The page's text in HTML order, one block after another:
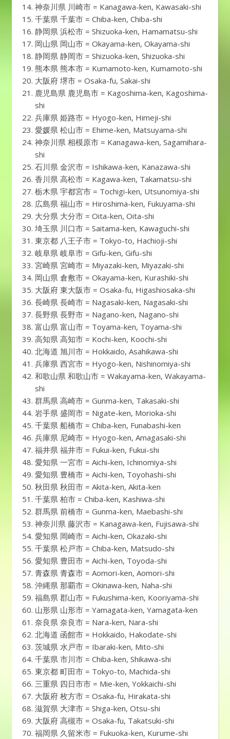
神奈川県 川崎市 = Kanagawa-ken, Kawasaki-shi
千葉県 千葉市 = Chiba-ken, Chiba-shi
静岡県 浜松市 = Shizuoka-ken, Hamamatsu-shi
岡山県 岡山市 = Okayama-ken, Okayama-shi
静岡県 静岡市 = Shizuoka-ken, Shizuoka-shi
熊本県 熊本市 = Kumamoto-ken, Kumamoto-shi
大阪府 堺市 = Osaka-fu, Sakai-shi
鹿児島県 鹿児島市 = Kagoshima-ken, Kagoshima-
shi
兵庫県 姫路市 = Hyogo-ken, Himeji-shi
愛媛県 松山市 = Ehime-ken, Matsuyama-shi
神奈川県 相模原市 = Kanagawa-ken, Sagamihara-
shi
石川県 金沢市 = Ishikawa-ken, Kanazawa-shi
香川県 高松市 = Kagawa-ken, Takamatsu-shi
栃木県 宇都宮市 = Tochigi-ken, Utsunomiya-shi
広島県 福山市 = Hiroshima-ken, Fukuyama-shi
大分県 大分市 = Oita-ken, Oita-shi
埼玉県 川口市 = Saitama-ken, Kawaguchi-shi
東京都 八王子市 = Tokyo-to, Hachioji-shi
岐阜県 岐阜市 = Gifu-ken, Gifu-shi
宮崎県 宮崎市 = Miyazaki-ken, Miyazaki-shi
岡山県 倉敷市 = Okayama-ken, Kurashiki-shi
大阪府 東大阪市 = Osaka-fu, Higashiosaka-shi
長崎県 長崎市 = Nagasaki-ken, Nagasaki-shi
長野県 長野市 = Nagano-ken, Nagano-shi
富山県 富山市 = Toyama-ken, Toyama-shi
高知県 高知市 = Kochi-ken, Koochi-shi
北海道 旭川市 = Hokkaido, Asahikawa-shi
兵庫県 西宮市 = Hyogo-ken, Nishinomiya-shi
和歌山県 和歌山市 = Wakayama-ken, Wakayama-
shi
群馬県 高崎市 = Gunma-ken, Takasaki-shi
岩手県 盛岡市 = Nigate-ken, Morioka-shi
千葉県 船橋市 = Chiba-ken, Funabashi-ken
兵庫県 尼崎市 = Hyogo-ken, Amagasaki-shi
福井県 福井市 = Fukui-ken, Fukui-shi
愛知県 一宮市 = Aichi-ken, Ichinomiya-shi
愛知県 豊橋市 = Aichi-ken, Toyohashi-shi
秋田県 秋田市 = Akita-ken, Akita-ken
千葉県 柏市 = Chiba-ken, Kashiwa-shi
群馬県 前橋市 = Gunma-ken, Maebashi-shi
神奈川県 藤沢市 = Kanagawa-ken, Fujisawa-shi
愛知県 岡崎市 = Aichi-ken, Okazaki-shi
千葉県 松戸市 = Chiba-ken, Matsudo-shi
愛知県 豊田市 = Aichi-ken, Toyoda-shi
青森県 青森市 = Aomori-ken, Aomori-shi
沖縄県 那覇市 = Okinawa-ken, Naha-shi
福島県 郡山市 = Fukushima-ken, Kooriyama-shi
山形県 山形市 = Yamagata-ken, Yamagata-ken
奈良県 奈良市 = Nara-ken, Nara-shi
北海道 函館市 = Hokkaido, Hakodate-shi
茨城県 水戸市 = Ibaraki-ken, Mito-shi
千葉県 市川市 = Chiba-ken, Shikawa-shi
東京都 町田市 = Tokyo-to, Machida-shi
三重県 四日市市 = Mie-ken, Yokkaichi-shi
大阪府 枚方市 = Osaka-fu, Hirakata-shi
滋賀県 大津市 = Shiga-ken, Otsu-shi
大阪府 高槻市 = Osaka-fu, Takatsuki-shi
福岡県 久留米市 = Fukuoka-ken, Kurume-shi